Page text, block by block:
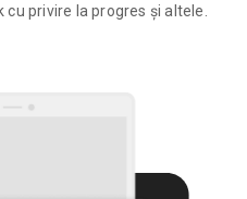
privire la progres și altele.